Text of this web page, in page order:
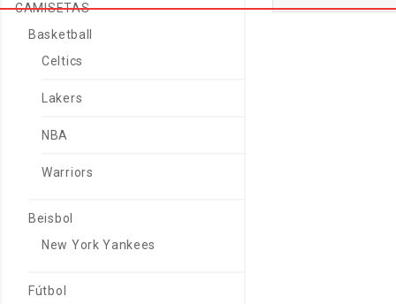
CAMISETAS
Basketball
Celtics
Lakers
NBA
Warriors
Beisbol
New York Yankees
Fútbol